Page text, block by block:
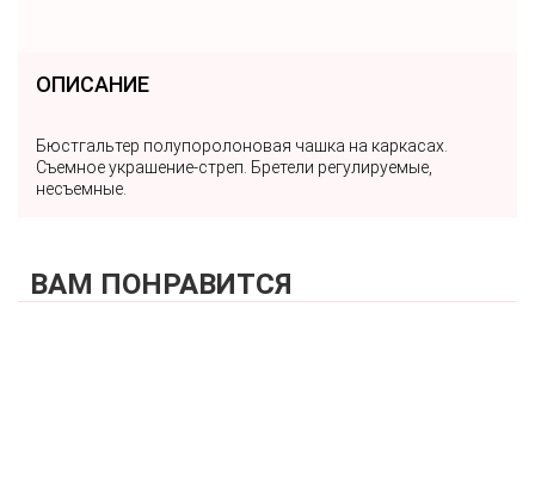
ОПИСАНИЕ
Бюстгальтер полупоролоновая чашка на каркасах.
Съемное украшение-стреп. Бретели регулируемые,
несъемные.
ВАМ ПОНРАВИТСЯ